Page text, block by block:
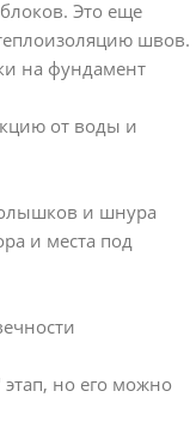
Это еще
швов.
на фундамент
от воды и
и шнура
и места под
но его можно